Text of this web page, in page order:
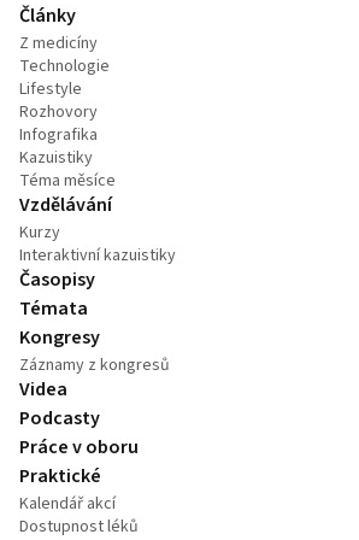
Články
Z medicíny
Technologie
Lifestyle
Rozhovory
Infografika
Kazuistiky
Téma měsíce
Vzdělávání
Kurzy
Interaktivní kazuistiky
Časopisy
Témata
Kongresy
Záznamy z kongresů
Videa
Podcasty
Práce v oboru
Praktické
Kalendář akcí
Dostupnost léků